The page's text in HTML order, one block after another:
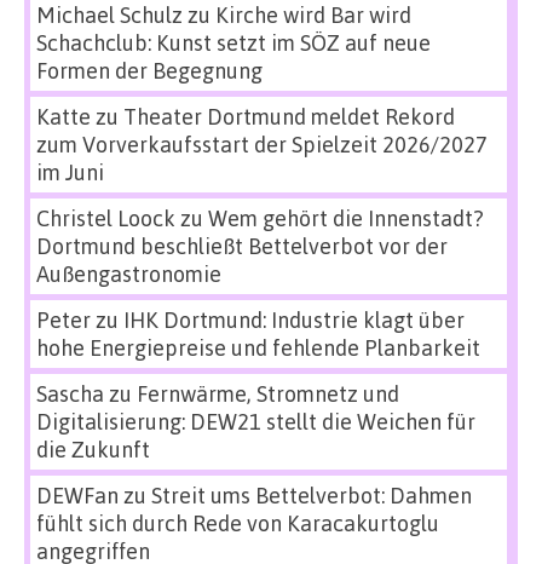
Michael Schulz zu Kirche wird Bar wird
Schachclub: Kunst setzt im SÖZ auf neue
Formen der Begegnung
Katte zu Theater Dortmund meldet Rekord
zum Vorverkaufsstart der Spielzeit 2026/2027
im Juni
Christel Loock zu Wem gehört die Innenstadt?
Dortmund beschließt Bettelverbot vor der
Außengastronomie
Peterzu IHK Dortmund: Industrie klagt über
hohe Energiepreise und fehlende Planbarkeit
Sascha zu Fernwärme, Stromnetz und
Digitalisierung: DEW21 stellt die Weichen für
die Zukunft
DEWFan zu Streit ums Bettelverbot: Dahmen
fühlt sich durch Rede von Karacakurtoglu
angegriffen